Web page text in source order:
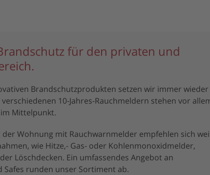
für den privaten und
Brandschutzprodukten setzen wir immer wieder
10-Jahres-Rauchmeldern stehen vor
Mittelpunkt.
Wohnung mit Rauchwarnmelder empfehlen sich
wie Hitze,- Gas- oder Kohlenmonoxidmelder,
Löschdecken. Ein umfassendes Angebot an
runden unser Sortiment ab.